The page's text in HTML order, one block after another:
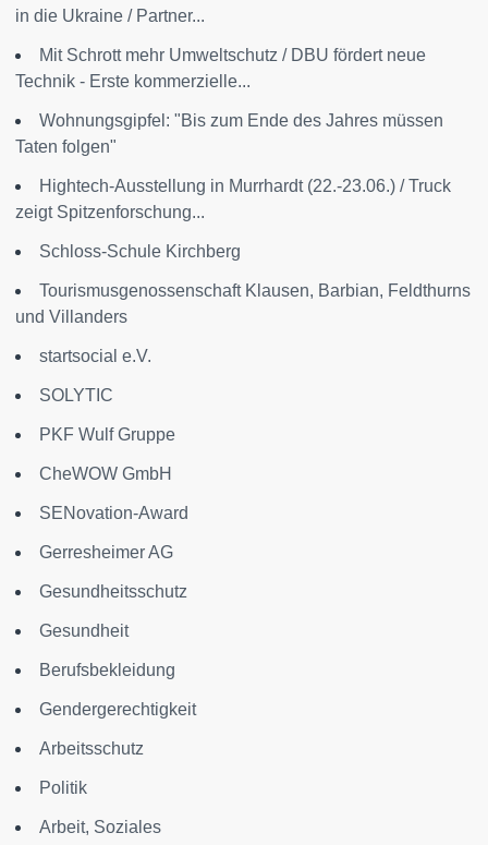
in die Ukraine / Partner...
Mit Schrott mehr Umweltschutz / DBU fördert neue
Technik - Erste kommerzielle...
Wohnungsgipfel: "Bis zum Ende des Jahres müssen
Taten folgen"
Hightech-Ausstellung in Murrhardt (22.-23.06.) / Truck
zeigt Spitzenforschung...
Schloss-Schule Kirchberg
Tourismusgenossenschaft Klausen, Barbian, Feldthurns
und Villanders
startsocial e.V.
SOLYTIC
PKF Wulf Gruppe
CheWOW GmbH
SENovation-Award
Gerresheimer AG
Gesundheitsschutz
Gesundheit
Berufsbekleidung
Gendergerechtigkeit
Arbeitsschutz
Politik
Arbeit, Soziales